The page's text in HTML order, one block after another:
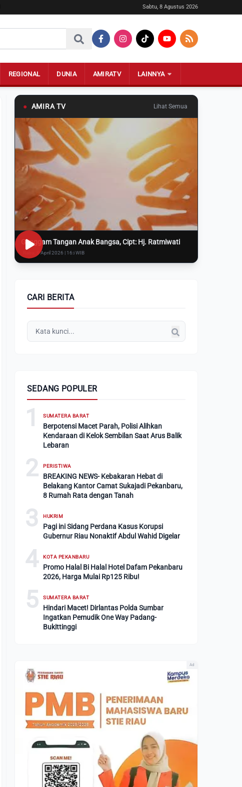
Sabtu, 8 Agustus 2026
REGIONAL DUNIA AMIRATV LAINNYA
● AMIRA TV Lihat Semua
Genggam Tangan Anak Bangsa, Cipt: Hj. Ratmiwati
Rabu, 8 April 2026 | 16:i WIB
CARI BERITA
SEDANG POPULER
1 SUMATERA BARAT
Berpotensi Macet Parah, Polisi Alihkan
Kendaraan di Kelok Sembilan Saat Arus Balik
Lebaran
2 PERISTIWA
BREAKING NEWS- Kebakaran Hebat di
Belakang Kantor Camat Sukajadi Pekanbaru,
8 Rumah Rata dengan Tanah
3 HUKRIM
Pagi ini Sidang Perdana Kasus Korupsi
Gubernur Riau Nonaktif Abdul Wahid Digelar
4 KOTA PEKANBARU
Promo Halal Bi Halal Hotel Dafam Pekanbaru
2026, Harga Mulai Rp125 Ribu!
5 SUMATERA BARAT
Hindari Macet! Dirlantas Polda Sumbar
Ingatkan Pemudik One Way Padang-
Bukittinggi
Ad